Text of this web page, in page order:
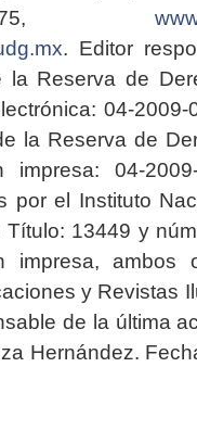
. Editor
la Reserva de
04-2009-
la Reserva de
04-2009-
por el Instituto
13449 y
impresa, ambos
y Revistas
de la última
Hernández.